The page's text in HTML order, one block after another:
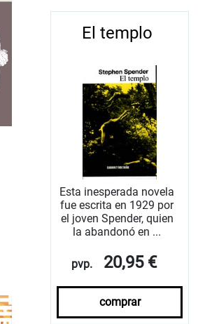
El templo
Esta inesperada novela
fue escrita en 1929 por
el joven Spender, quien
la abandonó en ...
pvp. 20,95 €
comprar